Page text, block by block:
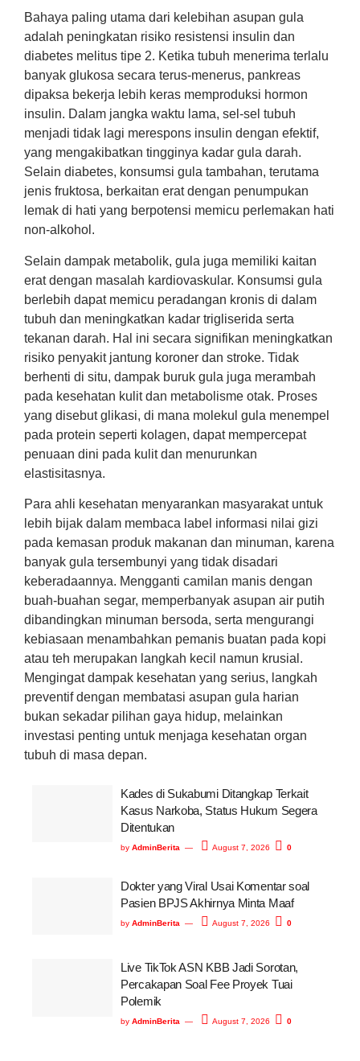
Bahaya paling utama dari kelebihan asupan gula
adalah peningkatan risiko resistensi insulin dan
diabetes melitus tipe 2. Ketika tubuh menerima terlalu
banyak glukosa secara terus-menerus, pankreas
dipaksa bekerja lebih keras memproduksi hormon
insulin. Dalam jangka waktu lama, sel-sel tubuh
menjadi tidak lagi merespons insulin dengan efektif,
yang mengakibatkan tingginya kadar gula darah.
Selain diabetes, konsumsi gula tambahan, terutama
jenis fruktosa, berkaitan erat dengan penumpukan
lemak di hati yang berpotensi memicu perlemakan hati
non-alkohol.
Selain dampak metabolik, gula juga memiliki kaitan
erat dengan masalah kardiovaskular. Konsumsi gula
berlebih dapat memicu peradangan kronis di dalam
tubuh dan meningkatkan kadar trigliserida serta
tekanan darah. Hal ini secara signifikan meningkatkan
risiko penyakit jantung koroner dan stroke. Tidak
berhenti di situ, dampak buruk gula juga merambah
pada kesehatan kulit dan metabolisme otak. Proses
yang disebut glikasi, di mana molekul gula menempel
pada protein seperti kolagen, dapat mempercepat
penuaan dini pada kulit dan menurunkan
elastisitasnya.
Para ahli kesehatan menyarankan masyarakat untuk
lebih bijak dalam membaca label informasi nilai gizi
pada kemasan produk makanan dan minuman, karena
banyak gula tersembunyi yang tidak disadari
keberadaannya. Mengganti camilan manis dengan
buah-buahan segar, memperbanyak asupan air putih
dibandingkan minuman bersoda, serta mengurangi
kebiasaan menambahkan pemanis buatan pada kopi
atau teh merupakan langkah kecil namun krusial.
Mengingat dampak kesehatan yang serius, langkah
preventif dengan membatasi asupan gula harian
bukan sekadar pilihan gaya hidup, melainkan
investasi penting untuk menjaga kesehatan organ
tubuh di masa depan.
Kades di Sukabumi Ditangkap Terkait
Kasus Narkoba, Status Hukum Segera
Ditentukan
by AdminBerita August 7, 2026 0
Dokter yang Viral Usai Komentar soal
Pasien BPJS Akhirnya Minta Maaf
by AdminBerita August 7, 2026 0
Live TikTok ASN KBB Jadi Sorotan,
Percakapan Soal Fee Proyek Tuai
Polemik
by AdminBerita August 7, 2026 0